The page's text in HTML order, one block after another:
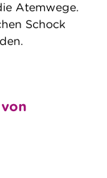
Atemwege.
Schock